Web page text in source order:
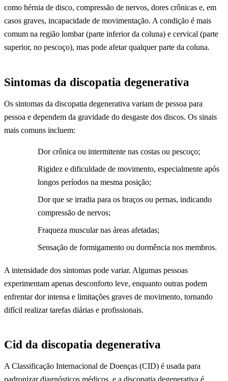
como hérnia de disco, compressão de nervos, dores crônicas e, em
casos graves, incapacidade de movimentação. A condição é mais
comum na região lombar (parte inferior da coluna) e cervical (parte
superior, no pescoço), mas pode afetar qualquer parte da coluna.
Sintomas da discopatia degenerativa
Os sintomas da discopatia degenerativa variam de pessoa para
pessoa e dependem da gravidade do desgaste dos discos. Os sinais
mais comuns incluem:
Dor crônica ou intermitente nas costas ou pescoço;
Rigidez e dificuldade de movimento, especialmente após
longos períodos na mesma posição;
Dor que se irradia para os braços ou pernas, indicando
compressão de nervos;
Fraqueza muscular nas áreas afetadas;
Sensação de formigamento ou dormência nos membros.
A intensidade dos sintomas pode variar. Algumas pessoas
experimentam apenas desconforto leve, enquanto outras podem
enfrentar dor intensa e limitações graves de movimento, tornando
difícil realizar tarefas diárias e profissionais.
Cid da discopatia degenerativa
A Classificação Internacional de Doenças (CID) é usada para